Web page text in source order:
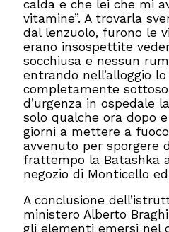
calda e che lei che mi
vitamine”. A trovarla
dal lenzuolo, furono le
erano insospettite
socchiusa e nessun
entrando nell’alloggio
completamente
d’urgenza in ospedale
solo qualche ora dopo
giorni a mettere a
avvenuto per sporgere
frattempo la Batashka
negozio di Monticello
A conclusione
ministero Alberto
gli elementi emersi nel